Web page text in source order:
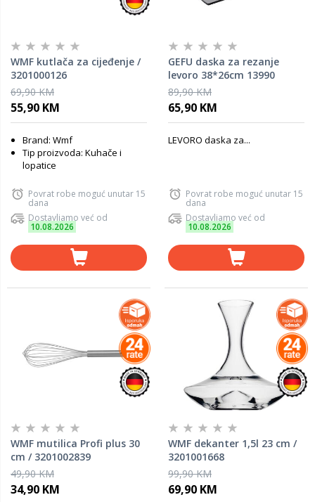
WMF kutlača za cijeđenje /
3201000126
69,90 KM
55,90 KM
Brand: Wmf
Tip proizvoda: Kuhače i
lopatice
Povrat robe moguć unutar 15
dana
Dostavljamo već od
10.08.2026
GEFU daska za rezanje
levoro 38*26cm 13990
89,90 KM
65,90 KM
LEVORO daska za...
Povrat robe moguć unutar 15
dana
Dostavljamo već od
10.08.2026
WMF mutilica Profi plus 30
cm / 3201002839
49,90 KM
34,90 KM
WMF dekanter 1,5l 23 cm /
3201001668
99,90 KM
69,90 KM